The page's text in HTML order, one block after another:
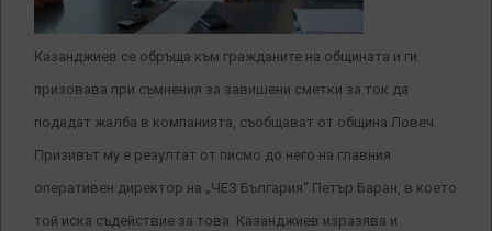
Казанджиев се обръща към гражданите на общината и ги
призовава при съмнения за завишени сметки за ток да
подадат жалба в компанията, съобщават от община Ловеч.
Призивът му е резултат от писмо до него на главния
оперативен директор на „ЧЕЗ България“ Петър Баран, в което
той иска съдействие за това. Казанджиев изразява и